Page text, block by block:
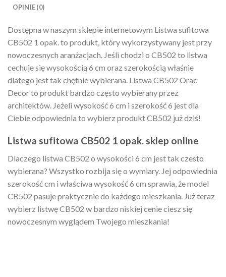
OPINIE (0)
Dostępna w naszym sklepie internetowym Listwa sufitowa
CB502 1 opak. to produkt, który wykorzystywany jest przy
nowoczesnych aranżacjach. Jeśli chodzi o CB502 to listwa
cechuje się wysokością 6 cm oraz szerokością właśnie
dlatego jest tak chętnie wybierana. Listwa CB502 Orac
Decor to produkt bardzo często wybierany przez
architektów. Jeżeli wysokość 6 cm i szerokość 6 jest dla
Ciebie odpowiednia to wybierz produkt CB502 już dziś!
Listwa sufitowa CB502 1 opak. sklep online
Dlaczego listwa CB502 o wysokości 6 cm jest tak czesto
wybierana? Wszystko rozbija się o wymiary. Jej odpowiednia
szerokość cm i właściwa wysokość 6 cm sprawia, że model
CB502 pasuje praktycznie do każdego mieszkania. Już teraz
wybierz listwę CB502 w bardzo niskiej cenie ciesz się
nowoczesnym wyglądem Twojego mieszkania!